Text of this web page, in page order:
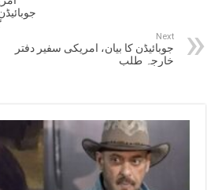
Next
جوبائیڈن کا بیان، امریکی سفیر دفتر
خارجہ طلب